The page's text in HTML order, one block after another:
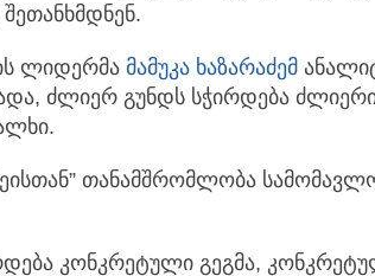
ლიდერმა მამუკა ხაზარაძემ
ძლიერ გუნდს სჭირდება
თანამშრომლობა
კონკრეტული გეგმა,